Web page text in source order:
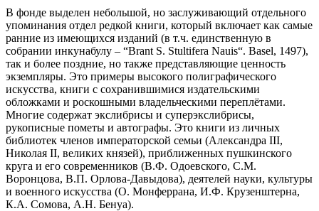
В фонде выделен небольшой, но заслуживающий отдельного
упоминания отдел редкой книги, который включает как самые
ранние из имеющихся изданий (в т.ч. единственную в
собрании инкунабулу – “Brant S. Stultifera Nauis“. Basel, 1497),
так и более поздние, но также представляющие ценность
экземпляры. Это примеры высокого полиграфического
искусства, книги с сохранившимися издательскими
обложками и роскошными владельческими переплётами.
Многие содержат экслибрисы и суперэкслибрисы,
рукописные пометы и автографы. Это книги из личных
библиотек членов императорской семьи (Александра III,
Николая II, великих князей), приближенных пушкинского
круга и его современников (В.Ф. Одоевского, С.М.
Воронцова, В.П. Орлова-Давыдова), деятелей науки, культуры
и военного искусства (О. Монферрана, И.Ф. Крузенштерна,
К.А. Сомова, А.Н. Бенуа).